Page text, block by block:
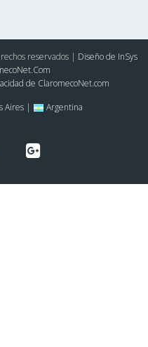
reservados | Diseño de InSys
de ClaromecoNet.com
Aires | Argentina